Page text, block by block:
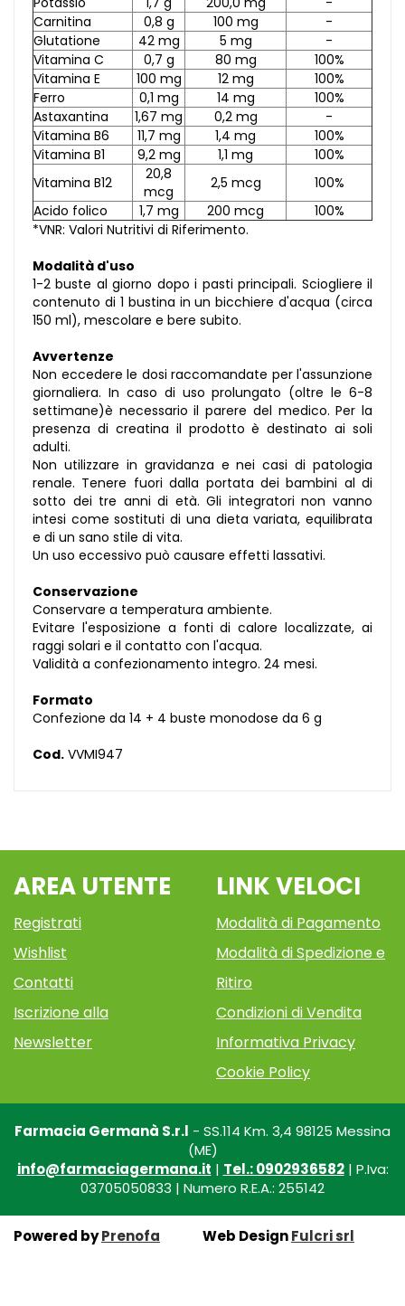
Carnitina
0,8 g 100 mg
-
Glutatione
42 mg 5 mg
-
Vitamina C
0,7 g 80 mg
100%
Vitamina E
100 mg 12 mg
100%
Ferro
0,1 mg 14 mg
100%
Astaxantina
1,67 mg 0,2 mg
-
Vitamina B6
11,7 mg 1,4 mg
100%
Vitamina B1
9,2 mg 1,1 mg
100%
Vitamina B12
20,8
mcg
2,5 mcg
100%
Acido folico
1,7 mg 200 mcg
100%
*VNR: Valori Nutritivi di Riferimento.
Modalità d'uso
1-2 buste al giorno dopo i pasti principali. Sciogliere il
contenuto di 1 bustina in un bicchiere d'acqua (circa
150 ml), mescolare e bere subito.
Avvertenze
Non eccedere le dosi raccomandate per l'assunzione
giornaliera. In caso di uso prolungato (oltre le 6-8
settimane)è necessario il parere del medico. Per la
presenza di creatina il prodotto è destinato ai soli
adulti.
Non utilizzare in gravidanza e nei casi di patologia
renale. Tenere fuori dalla portata dei bambini al di
sotto dei tre anni di età. Gli integratori non vanno
intesi come sostituti di una dieta variata, equilibrata
e di un sano stile di vita.
Un uso eccessivo può causare effetti lassativi.
Conservazione
Conservare a temperatura ambiente.
Evitare l'esposizione a fonti di calore localizzate, ai
raggi solari e il contatto con l'acqua.
Validità a confezionamento integro. 24 mesi.
Formato
Confezione da 14 + 4 buste monodose da 6 g
Cod. VVMI947
AREA UTENTE
Registrati
Wishlist
Contatti
Iscrizione alla
Newsletter
LINK VELOCI
Modalità di Pagamento
Modalità di Spedizione e
Ritiro
Condizioni di Vendita
Informativa Privacy
Cookie Policy
Farmacia Germanà S.r.l - SS.114 Km. 3,4 98125 Messina
(ME)
info@farmaciagermana.it | Tel.: 0902936582| P.Iva:
03705050833 | Numero R.E.A.: 255142
Powered byPrenofa Web DesignFulcri srl